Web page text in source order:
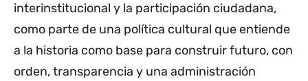
interinstitucional y la participación ciudadana,
como parte de una política cultural que entiende
a la historia como base para construir futuro, con
orden, transparencia y una administración